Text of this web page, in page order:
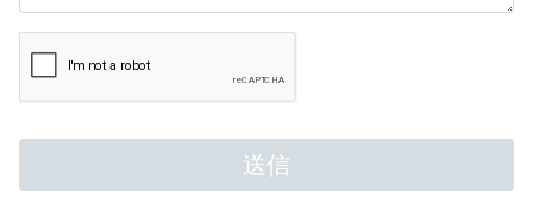
送信